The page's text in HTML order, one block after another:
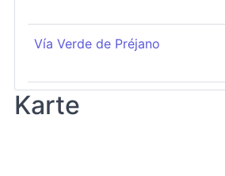
Vía Verde de Préjano
Karte